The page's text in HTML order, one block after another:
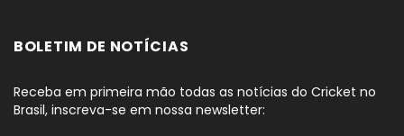
BOLETIM DE NOTÍCIAS
Receba em primeira mão todas as notícias do Cricket no
Brasil, inscreva-se em nossa newsletter: